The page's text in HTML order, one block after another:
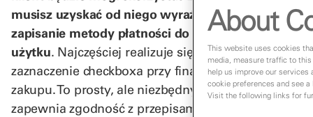
musisz uzyskać od niego wyraźną zgodę na
zapisanie metody płatności do przyszłego
użytku. Najczęściej realizuje się to poprzez
zaznaczenie checkboxa przy finalizacji pierwszego
zakupu. To prosty, ale niezbędny krok, który
zapewnia zgodność z przepisami i buduje
About
This website uses cookies
media, measure traffic to
help us improve our services
cookie preferences and see
Visit the following links for